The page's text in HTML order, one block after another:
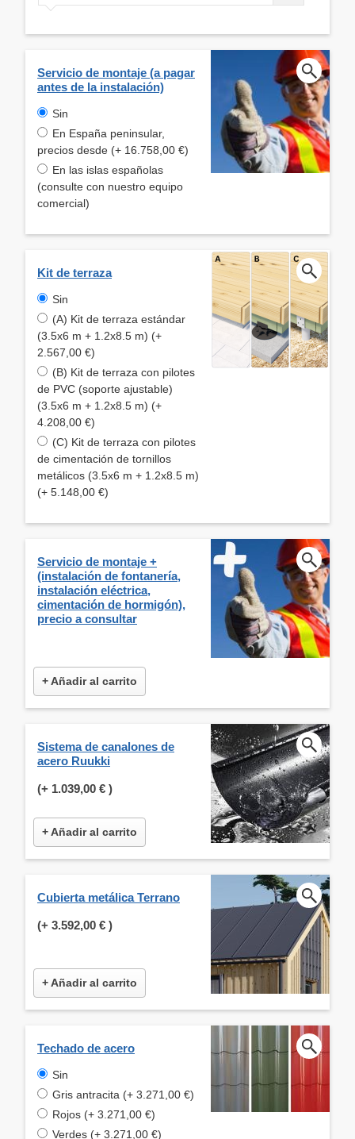
Servicio de montaje (a pagar
antes de la instalación)
Sin
En España peninsular,
precios desde (+ 16.758,00 €)
En las islas españolas
(consulte con nuestro equipo
comercial)
Kit de terraza
Sin
(A) Kit de terraza estándar
(3.5x6 m + 1.2x8.5 m) (+
2.567,00 €)
(B) Kit de terraza con pilotes
de PVC (soporte ajustable)
(3.5x6 m + 1.2x8.5 m) (+
4.208,00 €)
(C) Kit de terraza con pilotes
de cimentación de tornillos
metálicos (3.5x6 m + 1.2x8.5 m)
(+ 5.148,00 €)
Servicio de montaje +
(instalación de fontanería,
instalación eléctrica,
cimentación de hormigón),
precio a consultar
+ Añadir al carrito
Sistema de canalones de
acero Ruukki
(+ 1.039,00 € )
+ Añadir al carrito
Cubierta metálica Terrano
(+ 3.592,00 € )
+ Añadir al carrito
Techado de acero
Sin
Gris antracita (+ 3.271,00 €)
Rojos (+ 3.271,00 €)
Verdes (+ 3.271,00 €)